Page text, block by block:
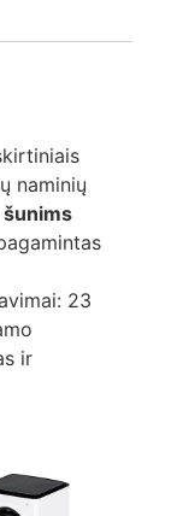
naminių
23
ir